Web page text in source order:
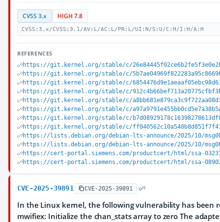
CVSS 3.x HIGH 7.8
CVSS:3.x/CVSS:3.1/AV:L/AC:L/PR:L/UI:N/S:U/C:H/I:H/A:H
REFERENCES
https://git.kernel.org/stable/c/
https://git.kernel.org/stable/c/
https://git.kernel.org/stable/c/
https://git.kernel.org/stable/c/
https://git.kernel.org/stable/c/
https://git.kernel.org/stable/c/
https://git.kernel.org/stable/c/
https://git.kernel.org/stable/c/
https://lists.debian.org/debian-lts-announce/2025/10/
https://lists.debian.org/debian-lts-announce/2025/10/
https://cert-portal.siemens.com/productcert/html/ssa-
https://cert-portal.siemens.com/productcert/html/ssa-
CVE-2025-39891 CVE-2025-39891
In the Linux kernel, the following vulnerability has been
mwifiex: Initialize the chan_stats array to zero The